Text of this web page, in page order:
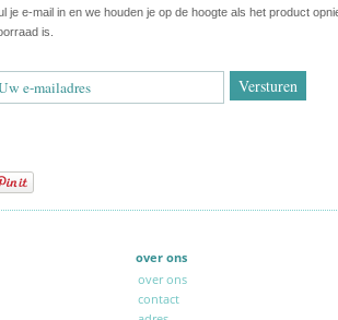
je e-mail in en we houden je op de hoogte als het product
is.
over ons
over ons
contact